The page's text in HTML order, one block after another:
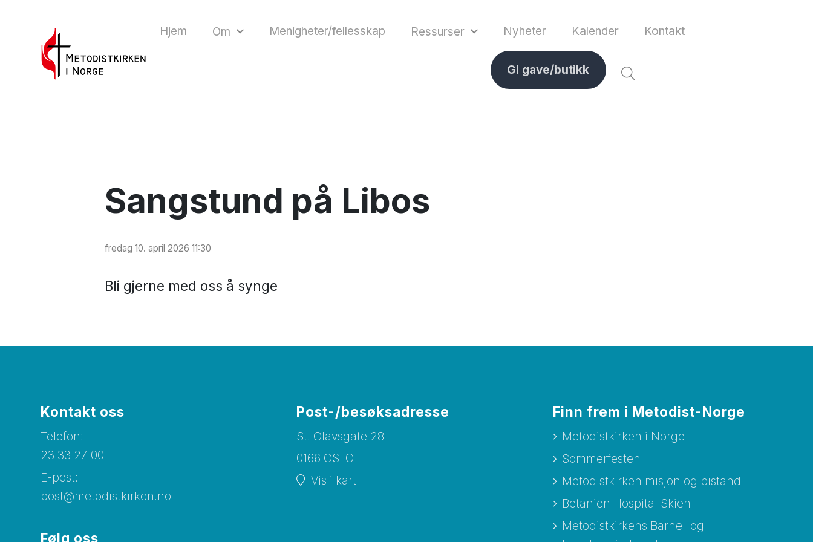
Hjem Om Menigheter/fellesskap Ressurser Nyheter Kalender Kontakt
Gi gave/butikk
Sangstund på Libos
fredag 10. april 2026 11:30
Bli gjerne med oss å synge
Kontakt oss
Telefon:
23 33 27 00
E-post:
post@metodistkirken.no
Følg oss
Post-/besøksadresse
St. Olavsgate 28
0166 OSLO
Vis i kart
Finn frem i Metodist-Norge
Metodistkirken i Norge
Sommerfesten
Metodistkirken misjon og bistand
Betanien Hospital Skien
Metodistkirkens Barne- og